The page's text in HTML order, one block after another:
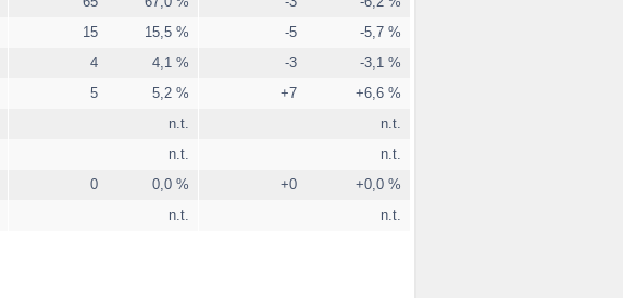
15 15,5 % -5
-5,7 %
4 4,1 % -3
-3,1 %
5 5,2 % +7
+6,6 %
n.t.
n.t.
n.t.
n.t.
0 0,0 % +0
+0,0 %
n.t. n.t.